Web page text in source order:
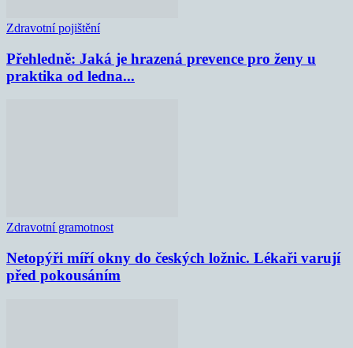
Zdravotní pojištění
Přehledně: Jaká je hrazená prevence pro ženy u
praktika od ledna...
Zdravotní gramotnost
Netopýři míří okny do českých ložnic. Lékaři varují
před pokousáním